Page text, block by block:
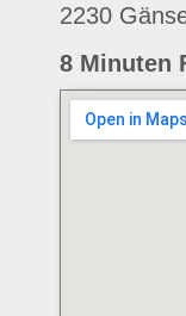
2230
8 Minuten